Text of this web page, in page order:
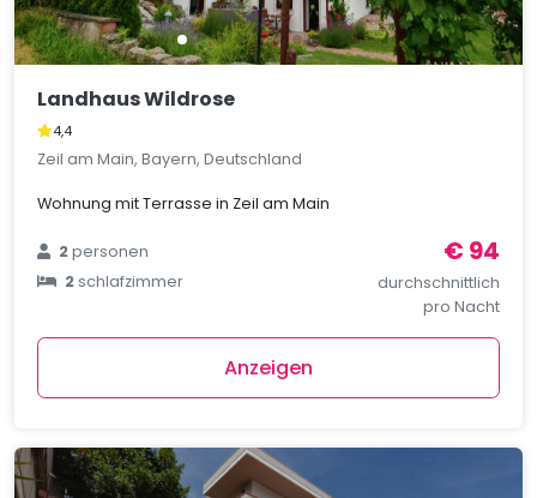
Landhaus Wildrose
4,4
Zeil am Main, Bayern, Deutschland
Wohnung mit Terrasse in Zeil am Main
2personen
2schlafzimmer
€ 94
durchschnittlich
pro Nacht
Anzeigen